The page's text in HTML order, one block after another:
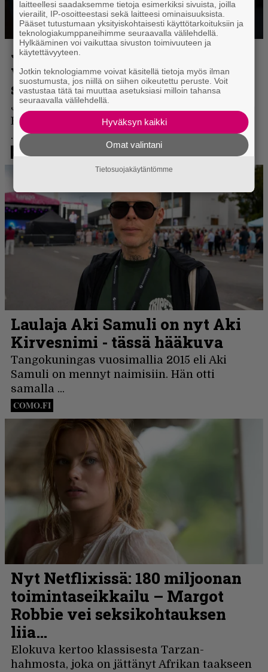
laitteellesi saadaksemme tietoja esimerkiksi sivuista, joilla
vierailit, IP-osoitteestasi sekä laitteesi ominaisuuksista.
Pääset tutustumaan yksityiskohtaisesti käyttötarkoituksiin ja
teknologiakumppaneihimme seuraavalla välilehdellä.
Hylkääminen voi vaikuttaa sivuston toimivuuteen ja
käytettävyyteen.
Jotkin teknologiamme voivat käsitellä tietoja myös ilman
suostumusta, jos niillä on siihen oikeutettu peruste. Voit
vastustaa tätä tai muuttaa asetuksiasi milloin tahansa
seuraavalla välilehdellä.
Hyväksyn kaikki
Omat valintani
Tietosuojakäytäntömme